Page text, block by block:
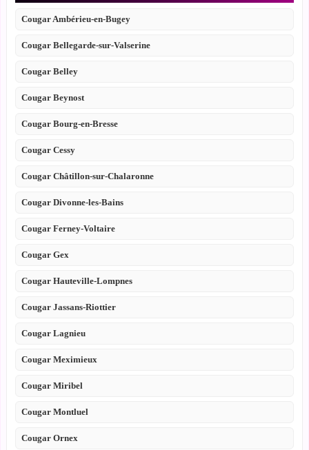
Cougar Ambérieu-en-Bugey
Cougar Bellegarde-sur-Valserine
Cougar Belley
Cougar Beynost
Cougar Bourg-en-Bresse
Cougar Cessy
Cougar Châtillon-sur-Chalaronne
Cougar Divonne-les-Bains
Cougar Ferney-Voltaire
Cougar Gex
Cougar Hauteville-Lompnes
Cougar Jassans-Riottier
Cougar Lagnieu
Cougar Meximieux
Cougar Miribel
Cougar Montluel
Cougar Ornex